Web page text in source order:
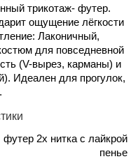
трикотаж- футер.
ощущение лёгкости
Лаконичный,
для повседневной
(V-вырез, карманы) и
Идеален для прогулок,
футер 2х нитка с лайкрой
пенье